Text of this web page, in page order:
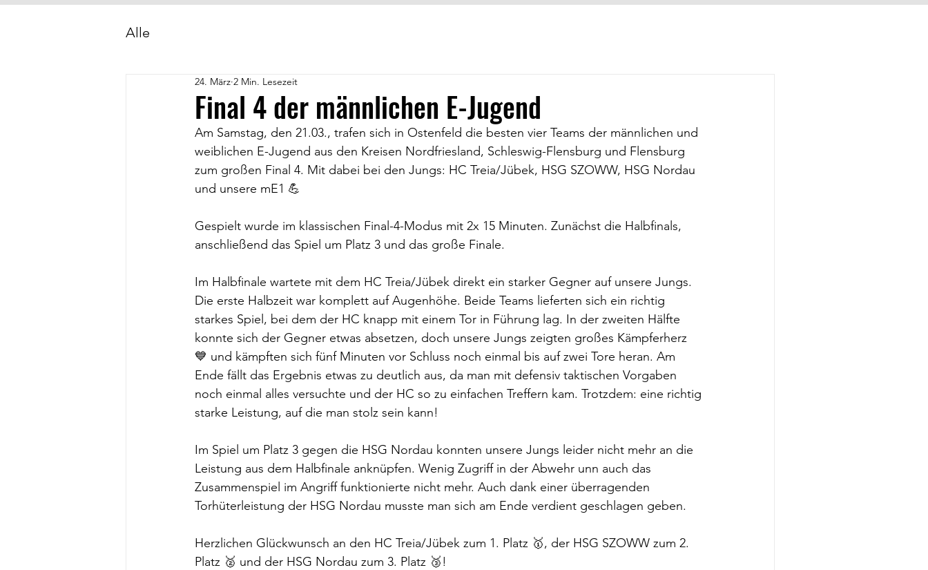
Alle
Final 4 der männlichen E-Jugend
24. März 2 Min. Lesezeit
Am Samstag, den 21.03., trafen sich in Ostenfeld die besten vier Teams der männlichen und
weiblichen E-Jugend aus den Kreisen Nordfriesland, Schleswig-Flensburg und Flensburg
zum großen Final 4. Mit dabei bei den Jungs: HC Treia/Jübek, HSG SZOWW, HSG Nordau
und unsere mE1 💪
Gespielt wurde im klassischen Final-4-Modus mit 2x 15 Minuten. Zunächst die Halbfinals,
anschließend das Spiel um Platz 3 und das große Finale.
Im Halbfinale wartete mit dem HC Treia/Jübek direkt ein starker Gegner auf unsere Jungs.
Die erste Halbzeit war komplett auf Augenhöhe. Beide Teams lieferten sich ein richtig
starkes Spiel, bei dem der HC knapp mit einem Tor in Führung lag. In der zweiten Hälfte
konnte sich der Gegner etwas absetzen, doch unsere Jungs zeigten großes Kämpferherz
💙 und kämpften sich fünf Minuten vor Schluss noch einmal bis auf zwei Tore heran. Am
Ende fällt das Ergebnis etwas zu deutlich aus, da man mit defensiv taktischen Vorgaben
noch einmal alles versuchte und der HC so zu einfachen Treffern kam. Trotzdem: eine richtig
starke Leistung, auf die man stolz sein kann!
Im Spiel um Platz 3 gegen die HSG Nordau konnten unsere Jungs leider nicht mehr an die
Leistung aus dem Halbfinale anknüpfen. Wenig Zugriff in der Abwehr unn auch das
Zusammenspiel im Angriff funktionierte nicht mehr. Auch dank einer überragenden
Torhüterleistung der HSG Nordau musste man sich am Ende verdient geschlagen geben.
Herzlichen Glückwunsch an den HC Treia/Jübek zum 1. Platz 🥇, der HSG SZOWW zum 2.
Platz 🥈 und der HSG Nordau zum 3. Platz 🥉!